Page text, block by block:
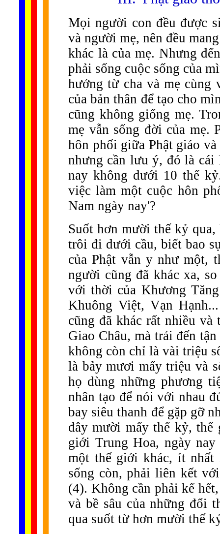
Mọi người con đều được
và người mẹ, nên đều
khác là của mẹ. Nhưng
phải sống cuộc sống của
hưởng từ cha và mẹ cùng
của bản thân để tạo cho
cũng không giống mẹ.
mẹ vẫn sống đời của mẹ.
hôn phối giữa Phật giáo
nhưng cần lưu ý, đó là cái
nay không dưới 10 thế
việc làm một cuộc hôn
Nam ngày nay'?
Suốt hơn mười thế kỷ
trôi đi dưới cầu, biết bao
của Phật vẫn y như một,
người cũng đã khác xa,
với thời của Khương
Khuông Việt, Vạn
cũng đã khác rất nhiều
Giao Châu, mà trải đến
không còn chỉ là vài triệu
là bảy mươi mấy triệu và
họ dùng những phương
nhân tạo để nói với nhau
bay siêu thanh để gặp gỡ
đây mười mấy thế kỷ,
giới Trung Hoa, ngày
một thế giới khác, ít
sống còn, phải liên kết
(4). Không cần phải kể
và bề sâu của những đổi
qua suốt từ hơn mười thế